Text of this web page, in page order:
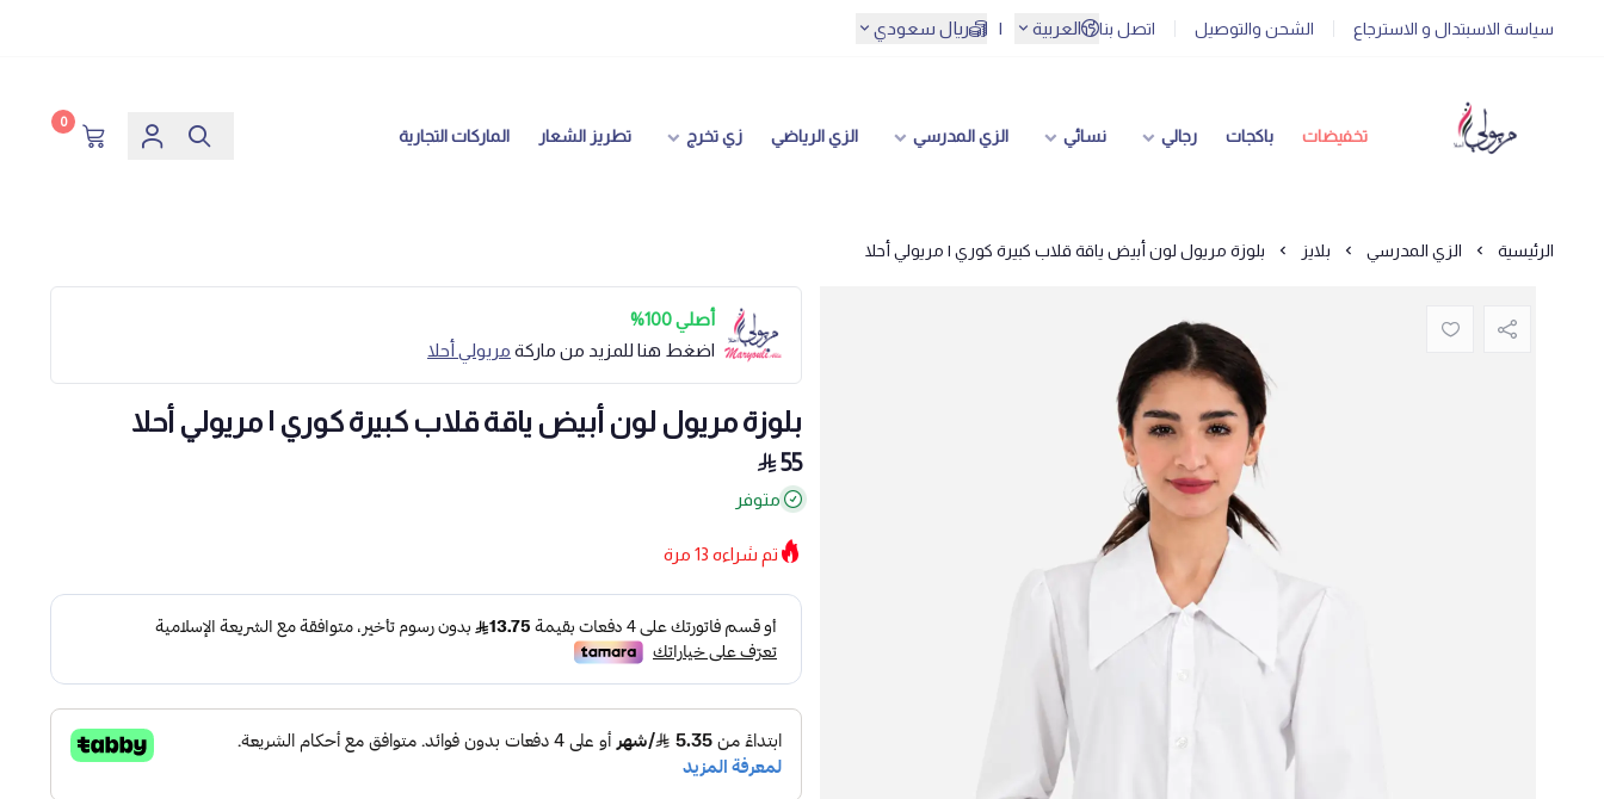
سياسة الاسبتدال و الاسترجاع الشحن والتوصيل اتصل بنا العربية | ريال سعودي
تخفيضات باكجات رجالي نسائي الزي المدرسي الزي الرياضي زي تخرج تطريز الشعار الماركات التجارية
0
الرئيسية الزي المدرسي بلايز بلوزة مريول لون أبيض ياقة قلاب كبيرة كوري | مريولي أحلا
أصلي 100%
اضغط هنا للمزيد من ماركة مريولي أحلا
بلوزة مريول لون أبيض ياقة قلاب كبيرة كوري | مريولي أحلا
55
متوفر
تم شراءه 13 مرة